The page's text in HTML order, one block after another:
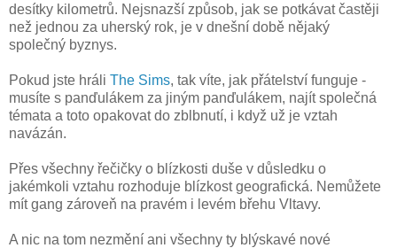
desítky kilometrů. Nejsnazší způsob, jak se potkávat častěji
než jednou za uherský rok, je v dnešní době nějaký
společný byznys.
Pokud jste hráli The Sims, tak víte, jak přátelství funguje -
musíte s panďulákem za jiným panďulákem, najít společná
témata a toto opakovat do zblbnutí, i když už je vztah
navázán.
Přes všechny řečičky o blízkosti duše v důsledku o
jakémkoli vztahu rozhoduje blízkost geografická. Nemůžete
mít gang zároveň na pravém i levém břehu Vltavy.
A nic na tom nezmění ani všechny ty blýskavé nové